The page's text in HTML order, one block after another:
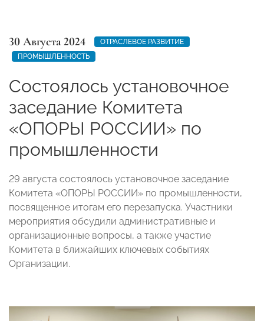
30 Августа 2024
ОТРАСЛЕВОЕ РАЗВИТИЕ
ПРОМЫШЛЕННОСТЬ
Состоялось установочное
заседание Комитета
«ОПОРЫ РОССИИ» по
промышленности
29 августа состоялось установочное заседание
Комитета «ОПОРЫ РОССИИ» по промышленности,
посвященное итогам его перезапуска. Участники
мероприятия обсудили административные и
организационные вопросы, а также участие
Комитета в ближайших ключевых событиях
Организации.